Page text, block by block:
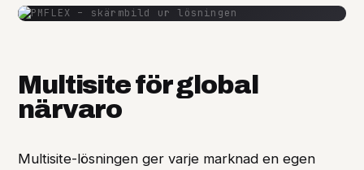
Multisite för global
närvaro
Multisite-lösningen ger varje marknad en egen